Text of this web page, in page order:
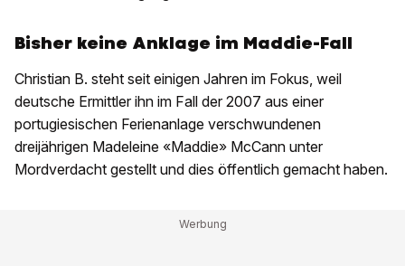
Bisher keine Anklage im Maddie-Fall
Christian B. steht seit einigen Jahren im Fokus, weil
deutsche Ermittler ihn im Fall der 2007 aus einer
portugiesischen Ferienanlage verschwundenen
dreijährigen Madeleine «Maddie» McCann unter
Mordverdacht gestellt und dies öffentlich gemacht haben.